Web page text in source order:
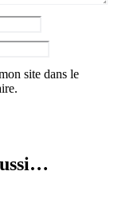
site dans le